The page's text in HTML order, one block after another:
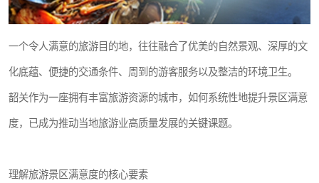
一个令人满意的旅游目的地，往往融合了优美的自然景观、深厚的文
化底蕴、便捷的交通条件、周到的游客服务以及整洁的环境卫生。
韶关作为一座拥有丰富旅游资源的城市，如何系统性地提升景区满意
度，已成为推动当地旅游业高质量发展的关键课题。
理解旅游景区满意度的核心要素